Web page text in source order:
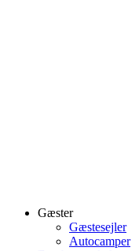
Gæster
Gæstesejler
Autocamper